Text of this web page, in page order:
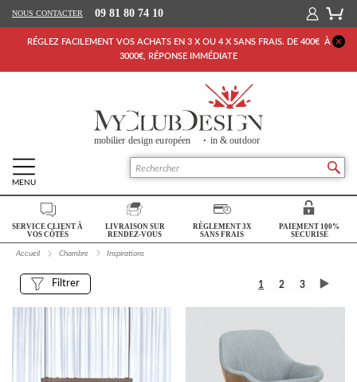
NOUS CONTACTER 09 81 80 74 10
RÉGLEZ FACILEMENT VOS ACHATS EN 3 X OU 4 X SANS FRAIS. DE 400€ À
3000€, RÉPONSE IMMÉDIATE
MENU
Retour Accueil
SALON
CHAMBRE
SERVICE CLIENT À
VOS CÔTÉS
LIVRAISON SUR
RENDEZ-VOUS
RÈGLEMENT 3X
SANS FRAIS
PAIEMENT 100%
SÉCURISÉ
Accueil Chambre Inspirations
Filtrer 1 2 3